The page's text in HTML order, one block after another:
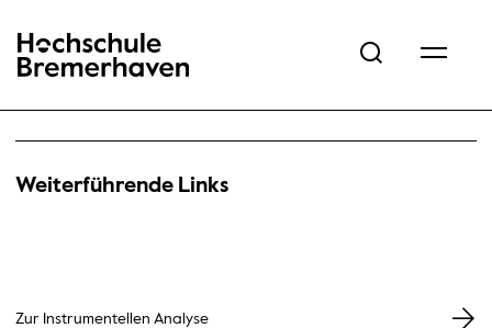
Hochschule Bremerhaven
Weiterführende Links
Zur Instrumentellen Analyse